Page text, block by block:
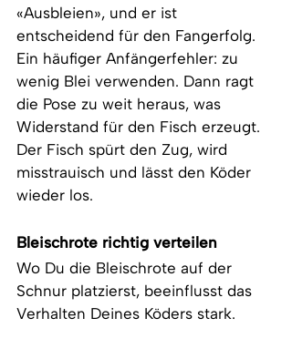
«Ausbleien», und er ist
entscheidend für den Fangerfolg.
Ein häufiger Anfängerfehler: zu
wenig Blei verwenden. Dann ragt
die Pose zu weit heraus, was
Widerstand für den Fisch erzeugt.
Der Fisch spürt den Zug, wird
misstrauisch und lässt den Köder
wieder los.
Bleischrote richtig verteilen
Wo Du die Bleischrote auf der
Schnur platzierst, beeinflusst das
Verhalten Deines Köders stark.